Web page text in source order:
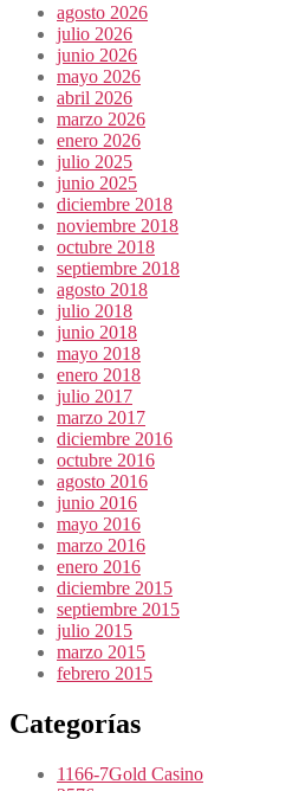
agosto 2026
julio 2026
junio 2026
mayo 2026
abril 2026
marzo 2026
enero 2026
julio 2025
junio 2025
diciembre 2018
noviembre 2018
octubre 2018
septiembre 2018
agosto 2018
julio 2018
junio 2018
mayo 2018
enero 2018
julio 2017
marzo 2017
diciembre 2016
octubre 2016
agosto 2016
junio 2016
mayo 2016
marzo 2016
enero 2016
diciembre 2015
septiembre 2015
julio 2015
marzo 2015
febrero 2015
Categorías
1166-7Gold Casino